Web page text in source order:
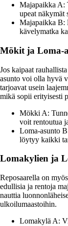
Majapaikka A:
upeat näkymät
Majapaikka B:
kävelymatka
Mökit ja Loma-
Jos kaipaat
asunto voi olla hyvä
tarjoavat usein
mikä sopii erityisesti
Mökki A:
voit rentoutua
Loma-asunto
löytyy kaikki
Lomakylien ja
Reposaarella on
edullisia ja rentoja
nauttia
ulkoilumaastoihin.
Lomakylä A: